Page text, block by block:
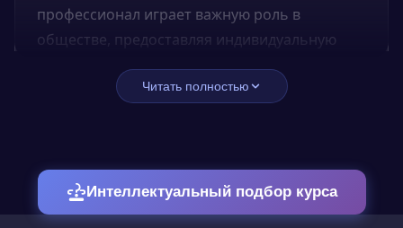
профессионал играет важную роль в
обществе, предоставляя индивидуальную
помощь в доступе к информации и общению
с окружающим миром.
текста или речи на язык жестов, тактильный
язык, язык Брайля и другие специальные
Читать полностью
Интеллектуальный подбор курса